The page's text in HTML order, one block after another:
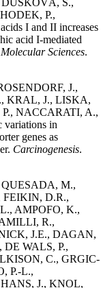
P.,
I and II increases
acid I-mediated
Sciences.
J.,
KRAL, J., LISKA,
NACCARATI, A.,
in
genes as
Carcinogenesis.
M.,
D.R.,
AMPOFO, K.,
R.,
J.E., DAGAN,
WALS, P.,
C., GRGIC‐
P.-L.,
J., KNOL,